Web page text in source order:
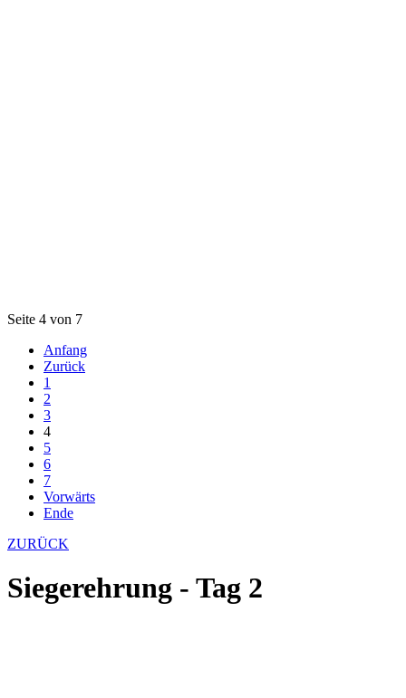
Seite 4 von 7
Anfang
Zurück
1
2
3
4
5
6
7
Vorwärts
Ende
ZURÜCK
Siegerehrung - Tag 2